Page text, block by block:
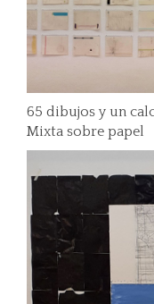
65 dibujos y un
Mixta sobre papel